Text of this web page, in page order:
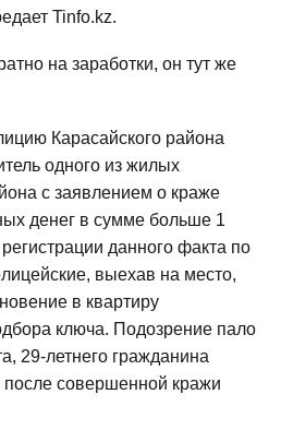
Tinfo.kz.
на заработки, он тут же
Карасайского района
одного из жилых
с заявлением о краже
денег в сумме больше 1
данного факта по
выехав на место,
в квартиру
ключа. Подозрение пало
29-летнего гражданина
совершенной кражи